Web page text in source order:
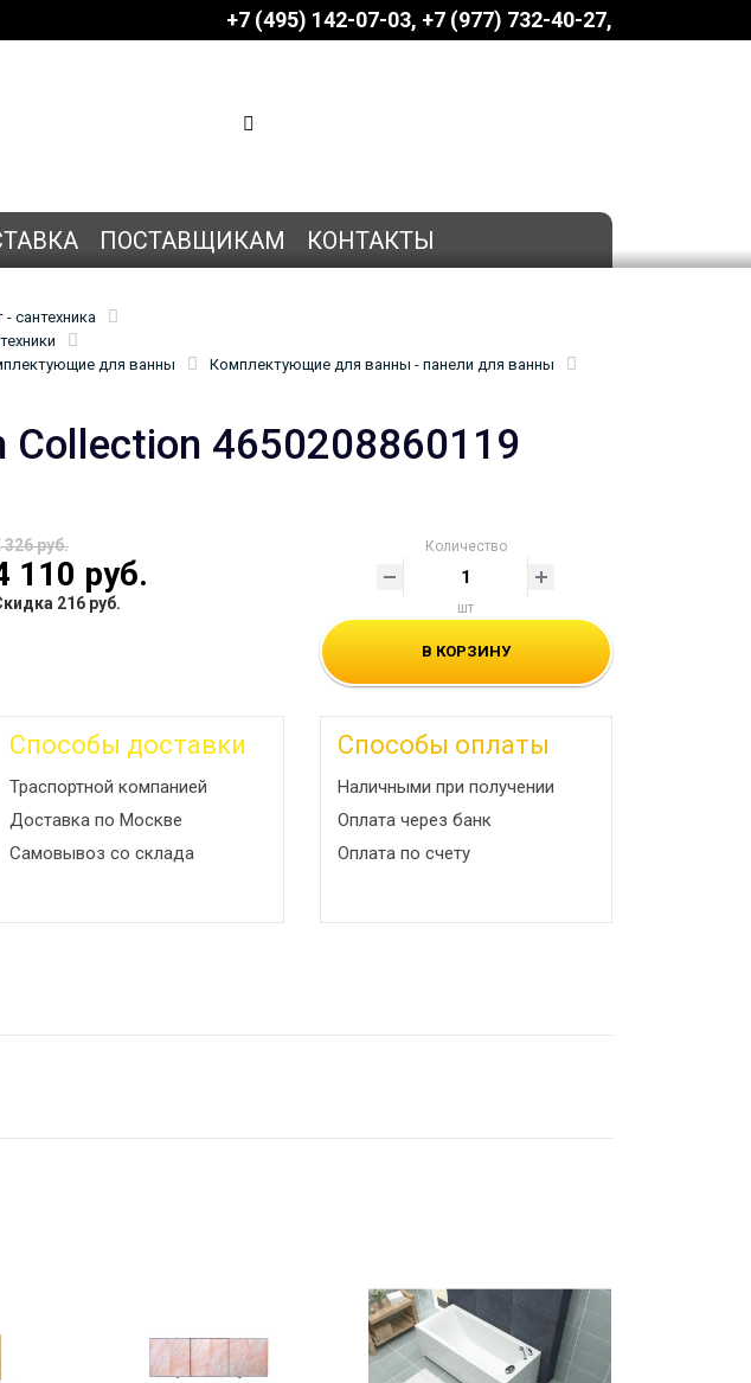
+7 (495) 142-07-03 ‎‎+7 (977) 732-40-27
ПОСТАВЩИКАМ КОНТАКТЫ
сантехника
для ванны
Комплектующие для ванны - панели для ванны
4650208860119
326 руб.
110 руб.
216 руб.
Количество
шт
В КОРЗИНУ
Способы доставки
Траспортной компанией
Доставка по Москве
Самовывоз со склада
Способы оплаты
Наличными при получении
Оплата через банк
Оплата по счету